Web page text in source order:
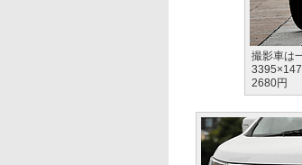
撮影車は
2680円